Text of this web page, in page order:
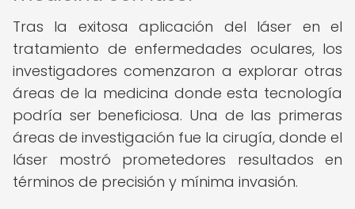
Tras la exitosa aplicación del láser en el
tratamiento de enfermedades oculares, los
investigadores comenzaron a explorar otras
áreas de la medicina donde esta tecnología
podría ser beneficiosa. Una de las primeras
áreas de investigación fue la cirugía, donde el
láser mostró prometedores resultados en
términos de precisión y mínima invasión.